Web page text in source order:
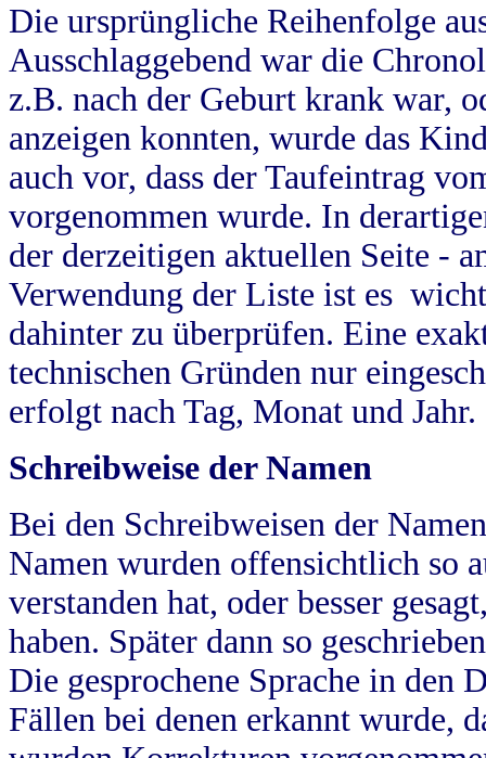
Die ursprüngliche Reihenfolge
Ausschlaggebend war die
z.B. nach der Geburt krank war,
anzeigen konnten, wurde das
auch vor, dass der Taufeintrag
vorgenommen wurde. In
der derzeitigen aktuellen Seite -
Verwendung der Liste ist es
dahinter zu überprüfen. Eine
technischen Gründen nur
erfolgt nach Tag, Monat und Jahr.
Schreibweise der Namen
Bei den Schreibweisen der
Namen wurden offensichtlich so
verstanden hat, oder besser
haben. Später dann so
Die gesprochene Sprache in
Fällen bei denen erkannt wurde,